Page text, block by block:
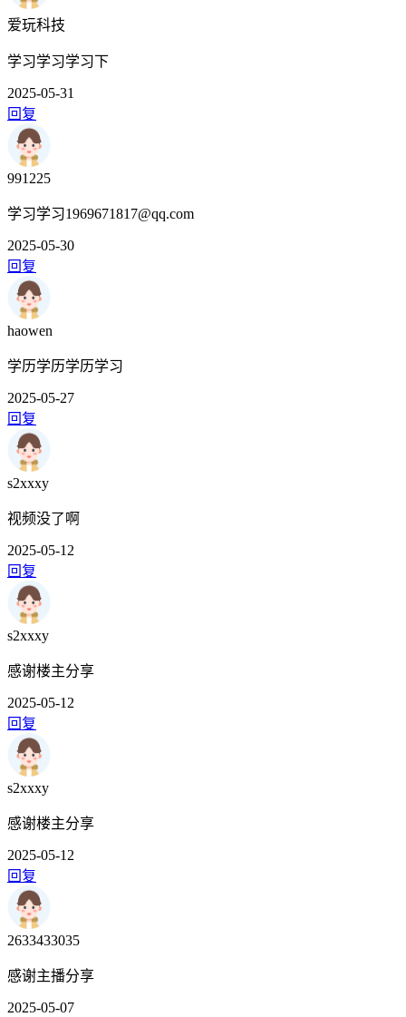
爱玩科技
学习学习学习下
2025-05-31
回复
991225
学习学习1969671817@qq.com
2025-05-30
回复
haowen
学历学历学历学习
2025-05-27
回复
s2xxxy
视频没了啊
2025-05-12
回复
s2xxxy
感谢楼主分享
2025-05-12
回复
s2xxxy
感谢楼主分享
2025-05-12
回复
2633433035
感谢主播分享
2025-05-07